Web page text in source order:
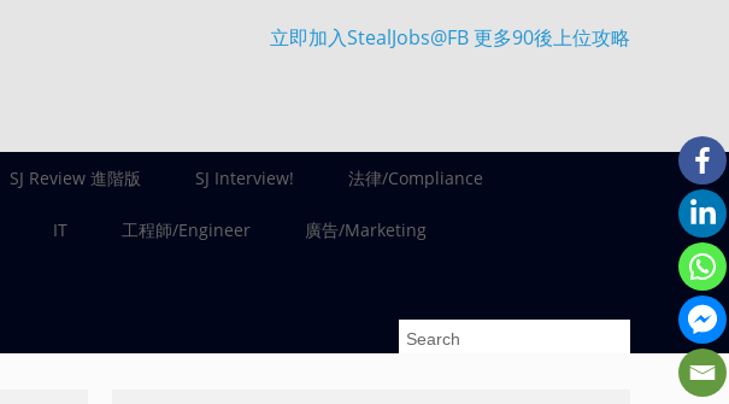
立即加入StealJobs@FB 更多90後上位攻略
SJ Review 進階版 SJ Interview! 法律/Compliance
IT 工程師/Engineer 廣告/Marketing